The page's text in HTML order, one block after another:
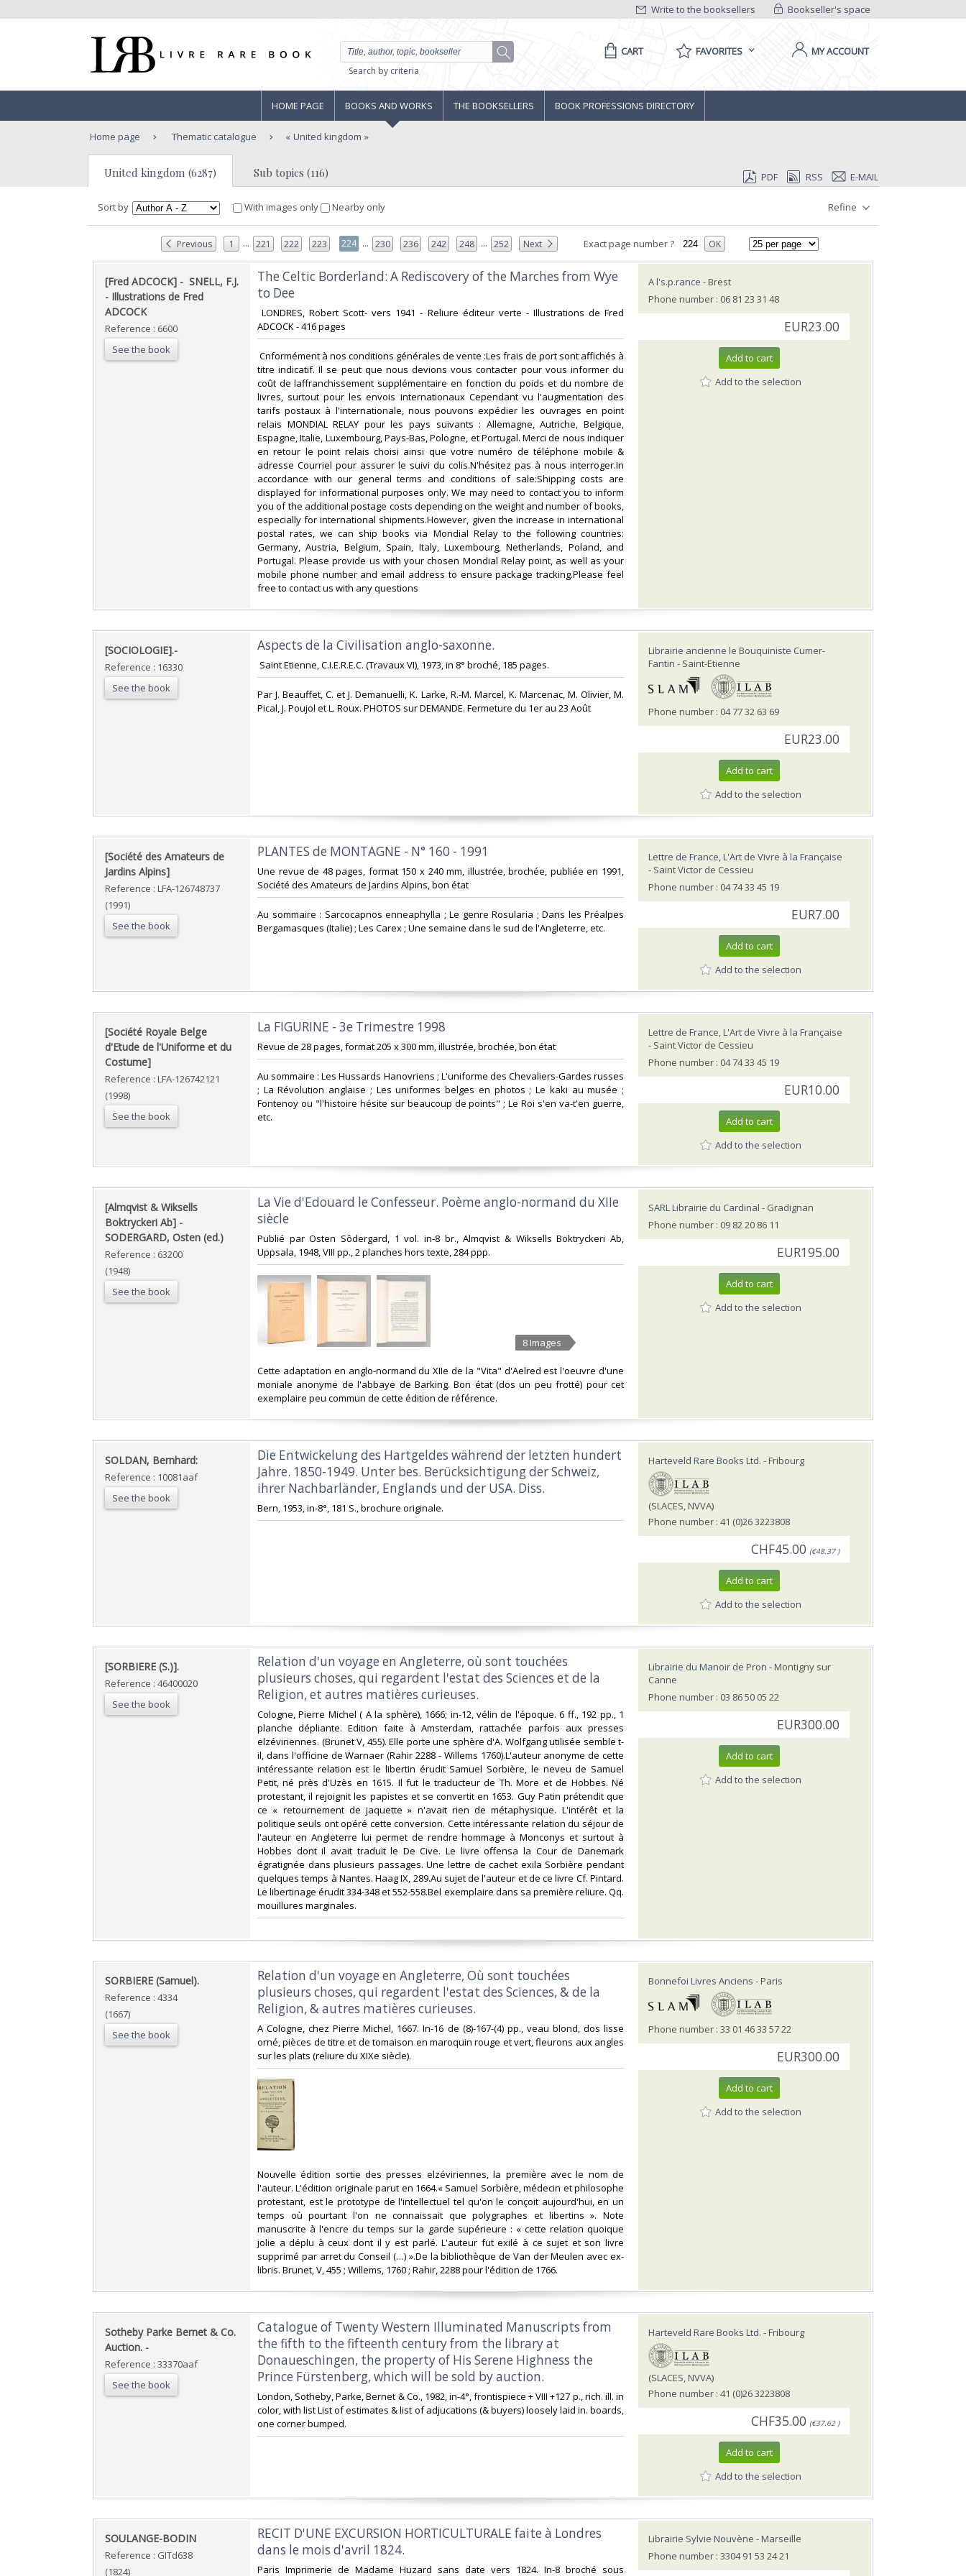
Bookseller's space
Write to the booksellers
Search by criteria
CART FAVORITES MY ACCOUNT
HOME PAGE BOOKS AND WORKS THE BOOKSELLERS BOOK PROFESSIONS DIRECTORY
Home page Thematic catalogue United kingdom
United kingdom (6287) Sub topics (116) PDF RSS E-MAIL
Sort by With images only Nearby only Refine
Previous 1 ... 221 222 223 224 ... 230 236 242 248 ... 252 Next Exact page number ? OK
‎[Fred ADCOCK] - ‎ ‎SNELL, F.J.
- Illustrations de Fred
ADCOCK‎
Reference : 6600
See the book
‎The Celtic Borderland: A Rediscovery of the Marches from Wye
to Dee‎
‎ LONDRES, Robert Scott- vers 1941 - Reliure éditeur verte - Illustrations de Fred
ADCOCK - 416 pages ‎
‎ Cnformément à nos conditions générales de vente :Les frais de port sont affichés à
titre indicatif. Il se peut que nous devions vous contacter pour vous informer du
coût de laffranchissement supplémentaire en fonction du poids et du nombre de
livres, surtout pour les envois internationaux Cependant vu l'augmentation des
tarifs postaux à l'internationale, nous pouvons expédier les ouvrages en point
relais MONDIAL RELAY pour les pays suivants : Allemagne, Autriche, Belgique,
Espagne, Italie, Luxembourg, Pays-Bas, Pologne, et Portugal. Merci de nous indiquer
en retour le point relais choisi ainsi que votre numéro de téléphone mobile &
adresse Courriel pour assurer le suivi du colis.N'hésitez pas à nous interroger.In
accordance with our general terms and conditions of sale:Shipping costs are
displayed for informational purposes only. We may need to contact you to inform
you of the additional postage costs depending on the weight and number of books,
especially for international shipments.However, given the increase in international
postal rates, we can ship books via Mondial Relay to the following countries:
Germany, Austria, Belgium, Spain, Italy, Luxembourg, Netherlands, Poland, and
Portugal. Please provide us with your chosen Mondial Relay point, as well as your
mobile phone number and email address to ensure package tracking.Please feel
free to contact us with any questions‎
A l's.p.rance - Brest
Phone number : 06 81 23 31 48
EUR23.00
Add to cart
Add to the selection
‎[SOCIOLOGIE].-‎
Reference : 16330
See the book
‎Aspects de la Civilisation anglo-saxonne.‎
‎ Saint Etienne, C.I.E.R.E.C. (Travaux VI), 1973, in 8° broché, 185 pages. ‎
‎Par J. Beauffet, C. et J. Demanuelli, K. Larke, R.-M. Marcel, K. Marcenac, M. Olivier, M.
Pical, J. Poujol et L. Roux. PHOTOS sur DEMANDE. Fermeture du 1er au 23 Août‎
Librairie ancienne le Bouquiniste Cumer-
Fantin - Saint-Etienne
Phone number : 04 77 32 63 69
EUR23.00
Add to cart
Add to the selection
‎[Société des Amateurs de
Jardins Alpins]‎
Reference : LFA-126748737
(1991)
See the book
‎PLANTES de MONTAGNE - N° 160 - 1991‎
‎Une revue de 48 pages, format 150 x 240 mm, illustrée, brochée, publiée en 1991,
Société des Amateurs de Jardins Alpins, bon état‎
‎Au sommaire : Sarcocapnos enneaphylla ; Le genre Rosularia ; Dans les Préalpes
Bergamasques (Italie) ; Les Carex ; Une semaine dans le sud de l'Angleterre, etc.‎
Lettre de France, L'Art de Vivre à la Française
- Saint Victor de Cessieu
Phone number : 04 74 33 45 19
EUR7.00
Add to cart
Add to the selection
‎[Société Royale Belge
d'Etude de l'Uniforme et du
Costume]‎
Reference : LFA-126742121
(1998)
See the book
‎La FIGURINE - 3e Trimestre 1998‎
‎Revue de 28 pages, format 205 x 300 mm, illustrée, brochée, bon état‎
‎Au sommaire : Les Hussards Hanovriens ; L'uniforme des Chevaliers-Gardes russes
; La Révolution anglaise ; Les uniformes belges en photos ; Le kaki au musée ;
Fontenoy ou "l'histoire hésite sur beaucoup de points" ; Le Roi s'en va-t'en guerre,
etc.‎
Lettre de France, L'Art de Vivre à la Française
- Saint Victor de Cessieu
Phone number : 04 74 33 45 19
EUR10.00
Add to cart
Add to the selection
‎[Almqvist & Wiksells
Boktryckeri Ab] - ‎
‎SODERGARD, Osten (ed.)‎
Reference : 63200
(1948)
See the book
‎La Vie d'Edouard le Confesseur. Poème anglo-normand du XIIe
siècle‎
‎Publié par Osten Sôdergard, 1 vol. in-8 br., Almqvist & Wiksells Boktryckeri Ab,
Uppsala, 1948, VIII pp., 2 planches hors texte, 284 ppp.‎
8 Images
‎Cette adaptation en anglo-normand du XIIe de la "Vita" d'Aelred est l'oeuvre d'une
moniale anonyme de l'abbaye de Barking. Bon état (dos un peu frotté) pour cet
exemplaire peu commun de cette édition de référence.‎
SARL Librairie du Cardinal - Gradignan
Phone number : 09 82 20 86 11
EUR195.00
Add to cart
Add to the selection
‎SOLDAN, Bernhard:‎
Reference : 10081aaf
See the book
‎Die Entwickelung des Hartgeldes während der letzten hundert
Jahre. 1850-1949. Unter bes. Berücksichtigung der Schweiz,
ihrer Nachbarländer, Englands und der USA. Diss.‎
‎Bern, 1953, in-8°, 181 S., brochure originale.‎
Harteveld Rare Books Ltd. - Fribourg
(SLACES, NVVA)
Phone number : 41 (0)26 3223808
CHF45.00 (€48.37 )
Add to cart
Add to the selection
‎[SORBIERE (S.)]. ‎
Reference : 46400020
See the book
‎Relation d'un voyage en Angleterre, où sont touchées
plusieurs choses, qui regardent l'estat des Sciences et de la
Religion, et autres matières curieuses.‎
‎Cologne, Pierre Michel ( A la sphère), 1666; in-12, vélin de l'époque. 6 ff., 192 pp., 1
planche dépliante. Edition faite à Amsterdam, rattachée parfois aux presses
elzéviriennes. (Brunet V, 455). Elle porte une sphère d'A. Wolfgang utilisée semble t-
il, dans l'officine de Warnaer (Rahir 2288 - Willems 1760).L'auteur anonyme de cette
intéressante relation est le libertin érudit Samuel Sorbière, le neveu de Samuel
Petit, né près d'Uzès en 1615. Il fut le traducteur de Th. More et de Hobbes. Né
protestant, il rejoignit les papistes et se convertit en 1653. Guy Patin prétendit que
ce « retournement de jaquette » n'avait rien de métaphysique. L'intérêt et la
politique seuls ont opéré cette conversion. Cette intéressante relation du séjour de
l'auteur en Angleterre lui permet de rendre hommage à Monconys et surtout à
Hobbes dont il avait traduit le De Cive. Le livre offensa la Cour de Danemark
égratignée dans plusieurs passages. Une lettre de cachet exila Sorbière pendant
quelques temps à Nantes. Haag IX, 289.Au sujet de l'auteur et de ce livre Cf. Pintard.
Le libertinage érudit 334-348 et 552-558.Bel exemplaire dans sa première reliure. Qq.
mouillures marginales.‎
Librairie du Manoir de Pron - Montigny sur
Canne
Phone number : 03 86 50 05 22
EUR300.00
Add to cart
Add to the selection
‎SORBIERE (Samuel).‎
Reference : 4334
(1667)
See the book
‎Relation d'un voyage en Angleterre, Où sont touchées
plusieurs choses, qui regardent l'estat des Sciences, & de la
Religion, & autres matières curieuses.‎
‎A Cologne, chez Pierre Michel, 1667. In-16 de (8)-167-(4) pp., veau blond, dos lisse
orné, pièces de titre et de tomaison en maroquin rouge et vert, fleurons aux angles
sur les plats (reliure du XIXe siècle). ‎
‎Nouvelle édition sortie des presses elzéviriennes, la première avec le nom de
l'auteur. L'édition originale parut en 1664.« Samuel Sorbière, médecin et philosophe
protestant, est le prototype de l'intellectuel tel qu'on le conçoit aujourd'hui, en un
temps où pourtant l'on ne connaissait que polygraphes et libertins ». Note
manuscrite à l'encre du temps sur la garde supérieure : « cette relation quoique
jolie a déplu à ceux dont il y est parlé. L'auteur fut exilé à ce sujet et son livre
supprimé par arret du Conseil (…) ».De la bibliothèque de Van der Meulen avec ex-
libris. Brunet, V, 455 ; Willems, 1760 ; Rahir, 2288 pour l'édition de 1766. ‎
Bonnefoi Livres Anciens - Paris
Phone number : 33 01 46 33 57 22
EUR300.00
Add to cart
Add to the selection
‎Sotheby Parke Bernet & Co.
Auction. -‎
Reference : 33370aaf
See the book
‎Catalogue of Twenty Western Illuminated Manuscripts from
the fifth to the fifteenth century from the library at
Donaueschingen, the property of His Serene Highness the
Prince Fürstenberg, which will be sold by auction.‎
‎London, Sotheby, Parke, Bernet & Co., 1982, in-4°, frontispiece + VIII +127 p., rich. ill. in
color, with list List of estimates & list of adjucations (& buyers) loosely laid in. boards,
one corner bumped.‎
Harteveld Rare Books Ltd. - Fribourg
(SLACES, NVVA)
Phone number : 41 (0)26 3223808
CHF35.00 (€37.62 )
Add to cart
Add to the selection
‎SOULANGE-BODIN‎
Reference : GITd638
(1824)
‎RECIT D'UNE EXCURSION HORTICULTURALE faite à Londres
dans le mois d'avril 1824.‎
‎Paris Imprimerie de Madame Huzard sans date vers 1824. In-8 broché sous
Librairie Sylvie Nouvène - Marseille
Phone number : 3304 91 53 24 21